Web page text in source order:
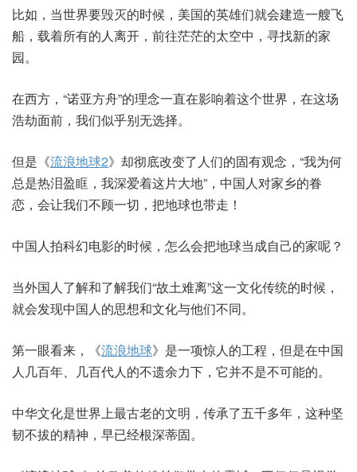
比如，当世界要毁灭的时候，美国的英雄们就会建造一艘飞
船，载着所有的人离开，前往茫茫的太空中，寻找新的家
园。
在西方，“诺亚方舟”的理念一直在影响着这个世界，在这场
浩劫面前，我们似乎别无选择。
但是《流浪地球2》却彻底改变了人们的固有观念，“我为何
总是热泪盈眶，我深爱着这片大地”，中国人对家乡的眷
恋，会让我们不顾一切，把地球也带走！
中国人拍科幻电影的时候，怎么会把地球当成自己的家呢？
当外国人了解和了解我们“故土难离”这一文化传统的时候，
就会发现中国人的思想和文化与他们不同。
第一眼看来，《流浪地球》是一项惊人的工程，但是在中国
人几百年、几百代人的不遗余力下，它并不是不可能的。
中华文化是世界上最古老的文明，传承了五千多年，这种坚
韧不拔的精神，早已经根深蒂固。